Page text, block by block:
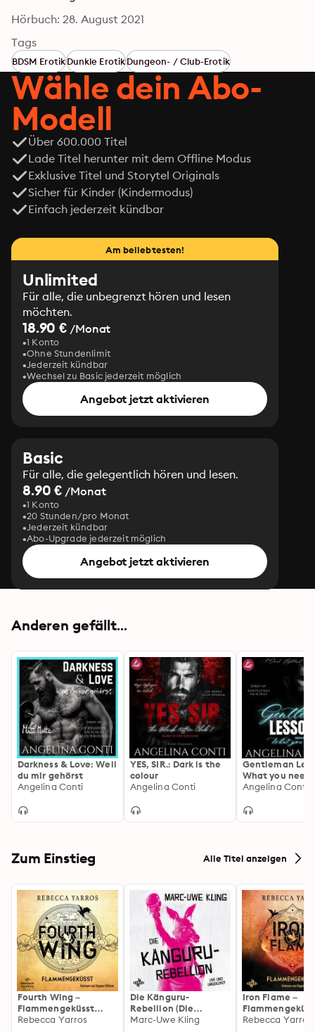
Hörbuch: 28. August 2021
Tags
BDSM ErotikDunkle ErotikDungeon- / Club-Erotik
Wähle dein Abo-
Modell
Über 600.000 Titel
Lade Titel herunter mit dem Offline Modus
Exklusive Titel und Storytel Originals
Sicher für Kinder (Kindermodus)
Einfach jederzeit kündbar
Am beliebtesten!
Unlimited
Für alle, die unbegrenzt hören und lesen
möchten.
18.90 € /Monat
1 Konto
Ohne Stundenlimit
Jederzeit kündbar
Wechsel zu Basic jederzeit möglich
Angebot jetzt aktivieren
Basic
Für alle, die gelegentlich hören und lesen.
8.90 € /Monat
1 Konto
20 Stunden/pro Monat
Jederzeit kündbar
Abo-Upgrade jederzeit möglich
Angebot jetzt aktivieren
Anderen gefällt...
Darkness & Love: Weil
du mir gehörst
Angelina Conti
YES, SIR.: Dark is the
colour
Angelina Conti
Gentleman
What you need
Angelina Conti
Zum Einstieg Alle Titel anzeigen
Fourth Wing –
Flammengeküsst
(Flammengeküsst-
Rebecca Yarros
Die Känguru-
Rebellion (Die
Känguru-Werke 5)
Marc-Uwe Kling
Iron Flame –
Rebecca Yarros